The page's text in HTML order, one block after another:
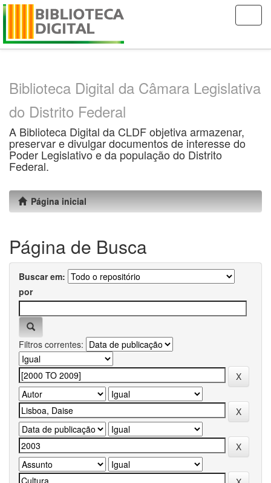
Skip
Biblioteca Digital da Câmara Legislativa
do Distrito Federal
A Biblioteca Digital da CLDF objetiva armazenar,
preservar e divulgar documentos de interesse do
Poder Legislativo e da população do Distrito
Federal.
Página inicial
Página de Busca
Buscar em:
por
Filtros correntes: